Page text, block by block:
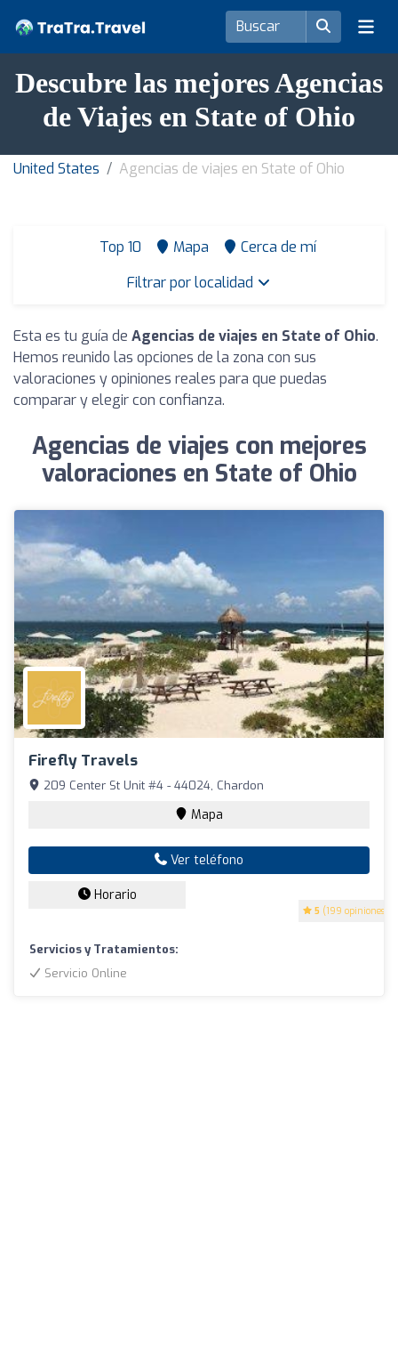
Descubre las mejores Agencias
de Viajes en State of Ohio
United States Agencias de viajes en State of Ohio
Top 10 Mapa
Cerca de mí
Filtrar por localidad
Esta es tu guía de Agencias de viajes en State of Ohio.
Hemos reunido las opciones de la zona con sus
valoraciones y opiniones reales para que puedas
comparar y elegir con confianza.
Agencias de viajes con mejores
valoraciones en State of Ohio
Firefly Travels
5 (199 opiniones)
209 Center St Unit #4 - 44024, Chardon
Mapa
Ver teléfono
Horario
Servicios y Tratamientos:
Servicio Online